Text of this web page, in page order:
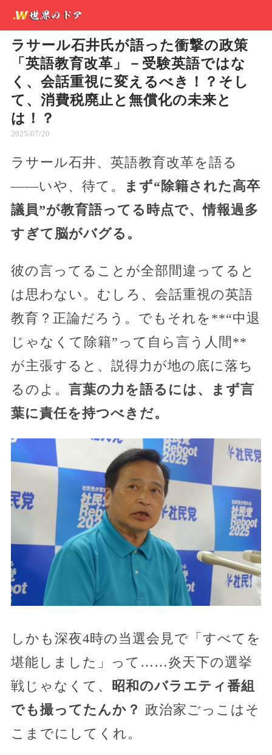
ラサール石井氏が語った衝撃の政策
「英語教育改革」－受験英語ではな
く、会話重視に変えるべき！？そし
て、消費税廃止と無償化の未来と
は！？
2025/07/20
ラサール石井、英語教育改革を語る
――いや、待て。
まず“除籍された高卒
議員”が教育語ってる時点で、情報過多
すぎて脳がバグる。
彼の言ってることが全部間違ってると
は思わない。むしろ、会話重視の英語
教育？正論だろう。でもそれを**“中退
じゃなくて除籍”って自ら言う人間**
が主張すると、説得力が地の底に落ち
るのよ。 言葉の力を語るには、まず言
葉に責任を持つべきだ。
しかも深夜4時の当選会見で「すべてを
堪能しました」って……炎天下の選挙
戦じゃなくて、 昭和のバラエティ番組
でも撮ってたんか？ 政治家ごっこはそ
こまでにしてくれ。